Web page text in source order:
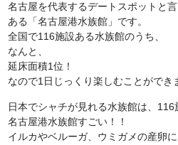
名古屋を代表するデートスポットと
ある「名古屋港水族館」です。
全国で116施設ある水族館のうち、
なんと、
延床面積1位！
なので1日じっくり楽しむことができ
日本でシャチが見れる水族館は、116
名古屋港水族館すごい！！
イルカやベルーガ、ウミガメの産卵